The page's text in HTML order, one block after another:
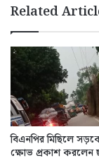
Related
বিএনপির মিছিলে
ক্ষোভ প্রকাশ করলেন